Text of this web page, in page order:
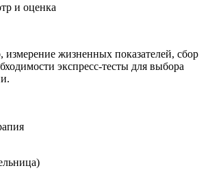
и оценка
измерение жизненных показателей, сбор
экспресс-тесты для выбора